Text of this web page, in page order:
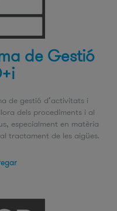
de Gestió
de gestió d’activitats i
dels procediments i al
especialment en matèria
tractament de les aigües.